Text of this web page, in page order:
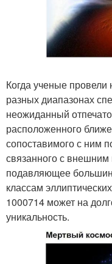
Когда ученые провели
разных диапазонах
неожиданный
расположенного
сопоставимого с ним
связанного с
подавляющее
классам
1000714 может на
уникальность.